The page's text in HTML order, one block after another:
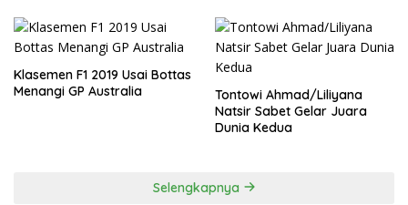
Klasemen F1 2019 Usai Bottas
Menangi GP Australia
Tontowi Ahmad/Liliyana
Natsir Sabet Gelar Juara
Dunia Kedua
Selengkapnya